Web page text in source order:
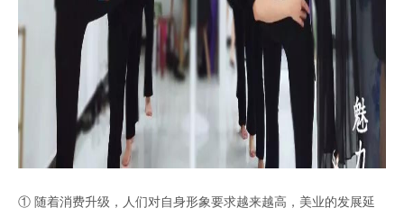
① 随着消费升级，人们对自身形象要求越来越高，美业的发展延